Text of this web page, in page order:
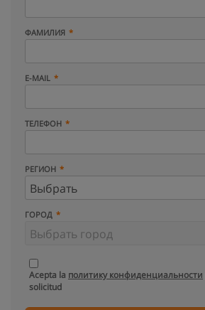
ФАМИЛИЯ
E-MAIL
ТЕЛЕФОН
РЕГИОН
ГОРОД
Acepta la политику конфиденциальности
solicitud